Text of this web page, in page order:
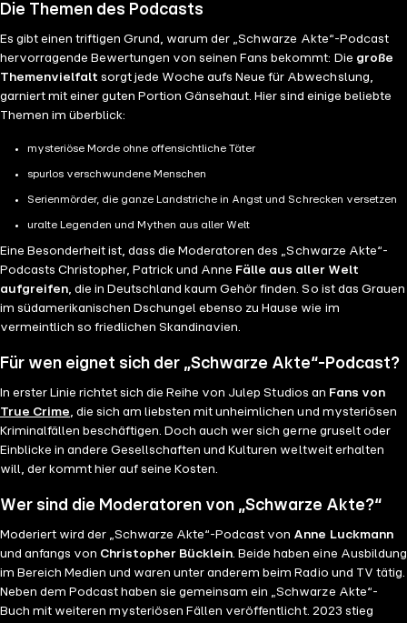
Personen. Wenn du dich mit diesem Thema nicht
www.julep.de/advertiser Impressum:
www.julep.de/legal/imprint [Wir übernehmen keine
Haftung für die Inhalte externer Links.] --- SPOILER ---
Dieser Fall ist gelöst.
@SchwarzeAkte TikTok: @schwarzeakte Mail:
schwarzeakte@julep.de Website:
www.schwarzeakte.de Pätrick auf Twitch:
www.twitch.tv/thepaetrick --- Credits --- Hosts:
Anne Luckmann & Patrick Strobusch Redaktion:
Stefanie Eisenlauer Schnitt: Anne Luckmann Intro und
Nadine Lentfer-Unterweger und Lea Backes Eine
von Julep helfen dir gerne weiter:
www.julep.de/advertiser Impressum:
Haftung für die Inhalte externer Links.] --- SPOILER ---
Die Themen des Podcasts
Es gibt einen triftigen Grund, warum der „Schwarze Akte“-Podcast
hervorragende Bewertungen von seinen Fans bekommt: Die große
Themenvielfalt sorgt jede Woche aufs Neue für Abwechslung,
garniert mit einer guten Portion Gänsehaut. Hier sind einige beliebte
Themen im überblick:
mysteriöse Morde ohne offensichtliche Täter
spurlos verschwundene Menschen
Serienmörder, die ganze Landstriche in Angst und Schrecken versetzen
uralte Legenden und Mythen aus aller Welt
Eine Besonderheit ist, dass die Moderatoren des „Schwarze Akte“-
Podcasts Christopher, Patrick und Anne Fälle aus aller Welt
aufgreifen, die in Deutschland kaum Gehör finden. So ist das Grauen
im südamerikanischen Dschungel ebenso zu Hause wie im
vermeintlich so friedlichen Skandinavien.
Für wen eignet sich der „Schwarze Akte“-Podcast?
In erster Linie richtet sich die Reihe von Julep Studios an Fans von
True Crime, die sich am liebsten mit unheimlichen und mysteriösen
Kriminalfällen beschäftigen. Doch auch wer sich gerne gruselt oder
Einblicke in andere Gesellschaften und Kulturen weltweit erhalten
will, der kommt hier auf seine Kosten.
Wer sind die Moderatoren von „Schwarze Akte?“
Moderiert wird der „Schwarze Akte“-Podcast von Anne Luckmann
und anfangs von Christopher Bücklein. Beide haben eine Ausbildung
im Bereich Medien und waren unter anderem beim Radio und TV tätig.
Neben dem Podcast haben sie gemeinsam ein „Schwarze Akte“-
Buch mit weiteren mysteriösen Fällen veröffentlicht. 2023 stieg